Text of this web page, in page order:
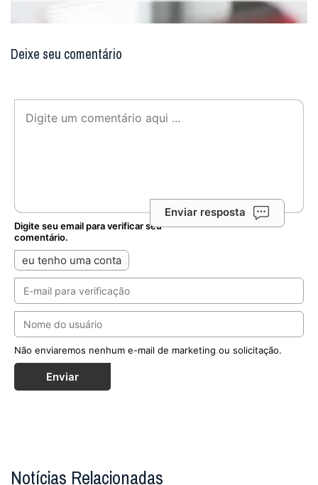
Deixe seu comentário
Enviar resposta
Digite seu email para verificar seu
comentário.
eu tenho uma conta
Não enviaremos nenhum e-mail de marketing ou solicitação.
Enviar
Notícias Relacionadas